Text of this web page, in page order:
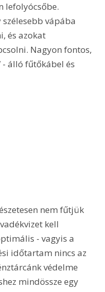
lefolyócsőbe.
vápába
és azokat
Nagyon fontos,
- álló fűtőkábel és
nem fűtjük
kell
- vagyis a
időtartam nincs az
védelme
mindössze egy